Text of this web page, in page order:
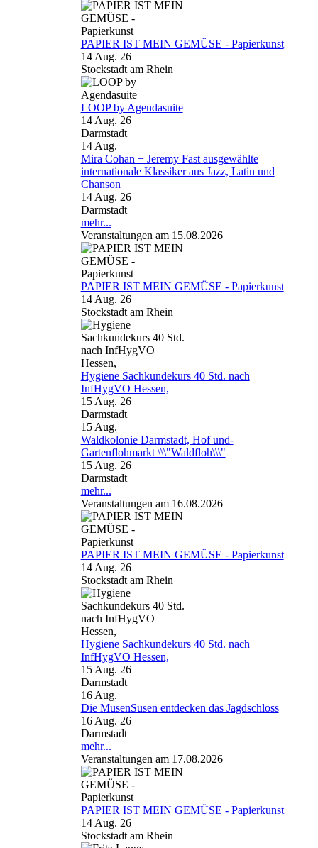
PAPIER IST MEIN GEMÜSE - Papierkunst
14 Aug. 26
Stockstadt am Rhein
LOOP by Agendasuite
14 Aug. 26
Darmstadt
14 Aug.
Mira Cohan + Jeremy Fast ausgewählte
internationale Klassiker aus Jazz, Latin und
Chanson
14 Aug. 26
Darmstadt
mehr...
Veranstaltungen am 15.08.2026
PAPIER IST MEIN GEMÜSE - Papierkunst
14 Aug. 26
Stockstadt am Rhein
Hygiene Sachkundekurs 40 Std. nach
InfHygVO Hessen,
15 Aug. 26
Darmstadt
15 Aug.
Waldkolonie Darmstadt, Hof und-
Gartenflohmarkt \\\"Waldfloh\\\"
15 Aug. 26
Darmstadt
mehr...
Veranstaltungen am 16.08.2026
PAPIER IST MEIN GEMÜSE - Papierkunst
14 Aug. 26
Stockstadt am Rhein
Hygiene Sachkundekurs 40 Std. nach
InfHygVO Hessen,
15 Aug. 26
Darmstadt
16 Aug.
Die MusenSusen entdecken das Jagdschloss
16 Aug. 26
Darmstadt
mehr...
Veranstaltungen am 17.08.2026
PAPIER IST MEIN GEMÜSE - Papierkunst
14 Aug. 26
Stockstadt am Rhein